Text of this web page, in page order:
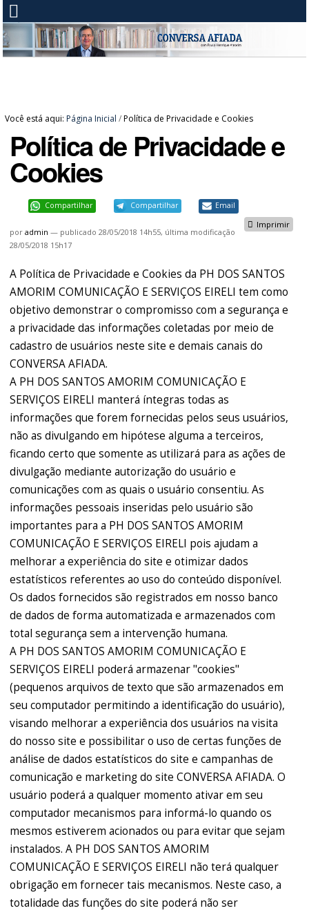
Você está aqui: Página Inicial /Política de Privacidade e Cookies
Política de Privacidade e
Cookies
Compartilhar Compartilhar Email
Imprimir
poradmin — publicado 28/05/2018 14h55, última modificação
28/05/2018 15h17
A Política de Privacidade e Cookies da PH DOS SANTOS
AMORIM COMUNICAÇÃO E SERVIÇOS EIRELI tem como
objetivo demonstrar o compromisso com a segurança e
a privacidade das informações coletadas por meio de
cadastro de usuários neste site e demais canais do
CONVERSA AFIADA.
A PH DOS SANTOS AMORIM COMUNICAÇÃO E
SERVIÇOS EIRELI manterá íntegras todas as
informações que forem fornecidas pelos seus usuários,
não as divulgando em hipótese alguma a terceiros,
ficando certo que somente as utilizará para as ações de
divulgação mediante autorização do usuário e
comunicações com as quais o usuário consentiu. As
informações pessoais inseridas pelo usuário são
importantes para a PH DOS SANTOS AMORIM
COMUNICAÇÃO E SERVIÇOS EIRELI pois ajudam a
melhorar a experiência do site e otimizar dados
estatísticos referentes ao uso do conteúdo disponível.
Os dados fornecidos são registrados em nosso banco
de dados de forma automatizada e armazenados com
total segurança sem a intervenção humana.
A PH DOS SANTOS AMORIM COMUNICAÇÃO E
SERVIÇOS EIRELI poderá armazenar "cookies"
(pequenos arquivos de texto que são armazenados em
seu computador permitindo a identificação do usuário),
visando melhorar a experiência dos usuários na visita
do nosso site e possibilitar o uso de certas funções de
análise de dados estatísticos do site e campanhas de
comunicação e marketing do site CONVERSA AFIADA. O
usuário poderá a qualquer momento ativar em seu
computador mecanismos para informá-lo quando os
mesmos estiverem acionados ou para evitar que sejam
instalados. A PH DOS SANTOS AMORIM
COMUNICAÇÃO E SERVIÇOS EIRELI não terá qualquer
obrigação em fornecer tais mecanismos. Neste caso, a
totalidade das funções do site poderá não ser